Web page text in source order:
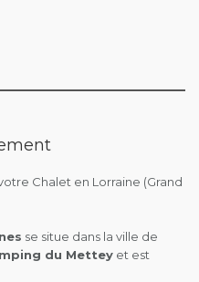
Chalet en Lorraine (Grand
se situe dans la ville de
du Mettey et est